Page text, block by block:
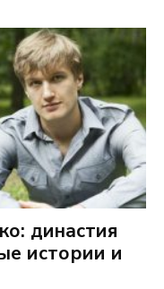
династия
истории и